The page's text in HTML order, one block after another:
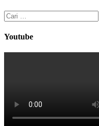
Cari
untuk:
Youtube